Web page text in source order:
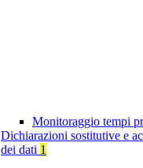
Monitoraggio tempi
Dichiarazioni sostitutive e
dei dati 1